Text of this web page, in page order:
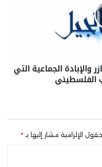
والإبادة الجماعية التي
الفلسطيني
الإلزامية مشار إليها بـ *